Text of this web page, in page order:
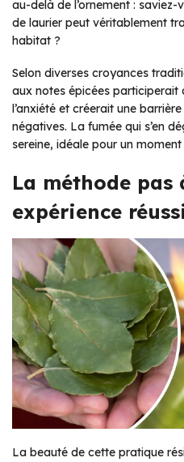
au-delà de l’ornement :
de laurier peut véritablement
habitat ?
Selon diverses croyances
aux notes épicées
l’anxiété et créerait une
négatives. La fumée qui s’en
sereine, idéale pour un
La méthode pas
expérience
La beauté de cette pratique